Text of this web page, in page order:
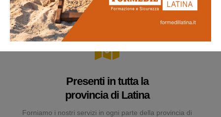
benessere generale.
Presenti in tutta la
provincia di Latina
Forniamo i nostri servizi in ogni parte della provincia di